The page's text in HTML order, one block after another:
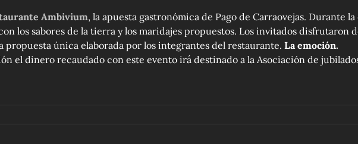
Ambivium, la apuesta gastronómica de Pago de Carraovejas. Durante
los sabores de la tierra y los maridajes propuestos. Los invitados disfrutaron
propuesta única elaborada por los integrantes del restaurante. La emoción.
el dinero recaudado con este evento irá destinado a la Asociación de